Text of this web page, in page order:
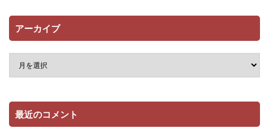
アーカイブ
最近のコメント